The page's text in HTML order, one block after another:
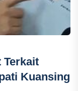
Terkait
Kuansing